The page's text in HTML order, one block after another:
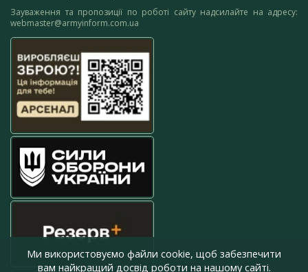
Зауваження та пропозиції по роботі сайту надсилайте на адресу:
webmaster@armyinform.com.ua
Ми використовуємо файли cookie, щоб забезпечити
вам найкращий досвід роботи на нашому сайті.